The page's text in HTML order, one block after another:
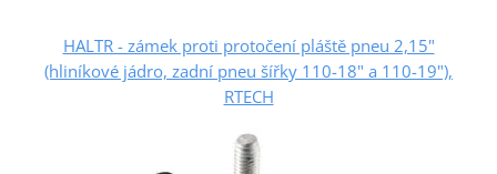
HALTR - zámek proti protočení pláště pneu 2,15"
(hliníkové jádro, zadní pneu šířky 110-18" a 110-19"),
RTECH